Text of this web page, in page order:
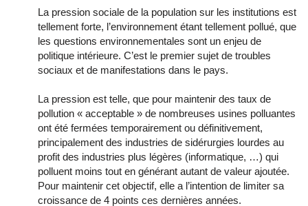
La pression sociale de la population sur les institutions est
tellement forte, l’environnement étant tellement pollué, que
les questions environnementales sont un enjeu de
politique intérieure. C’est le premier sujet de troubles
sociaux et de manifestations dans le pays.
La pression est telle, que pour maintenir des taux de
pollution « acceptable » de nombreuses usines polluantes
ont été fermées temporairement ou définitivement,
principalement des industries de sidérurgies lourdes au
profit des industries plus légères (informatique, …) qui
polluent moins tout en générant autant de valeur ajoutée.
Pour maintenir cet objectif, elle a l’intention de limiter sa
croissance de 4 points ces dernières années.